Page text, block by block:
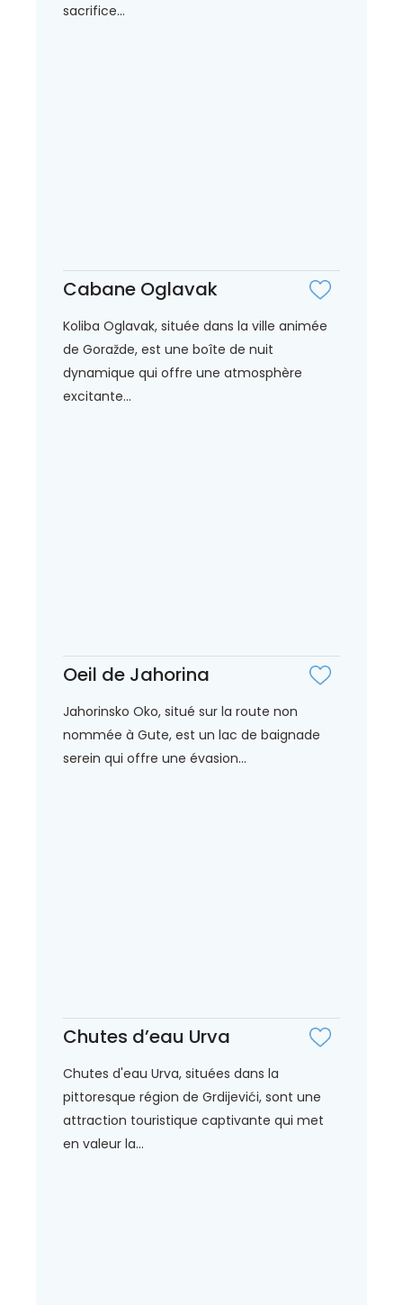
sacrifice...
Cabane Oglavak
Koliba Oglavak, située dans la ville animée
de Goražde, est une boîte de nuit
dynamique qui offre une atmosphère
excitante...
Oeil de Jahorina
Jahorinsko Oko, situé sur la route non
nommée à Gute, est un lac de baignade
serein qui offre une évasion...
Chutes d’eau Urva
Chutes d'eau Urva, situées dans la
pittoresque région de Grdijevići, sont une
attraction touristique captivante qui met
en valeur la...